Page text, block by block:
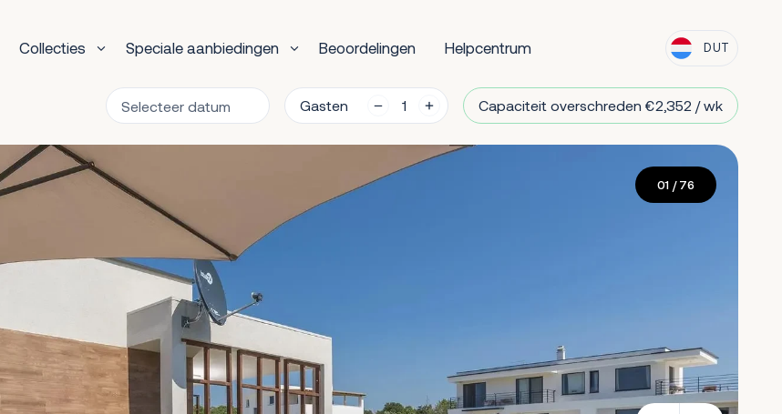
Collecties Speciale aanbiedingen Beoordelingen Helpcentrum DUT
Gasten Capaciteit overschreden €2,352 / wk
01 / 76